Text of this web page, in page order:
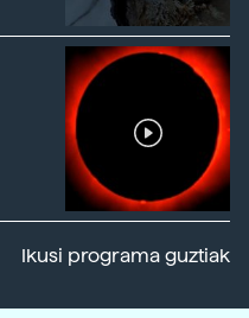
Ikusi programa guztiak